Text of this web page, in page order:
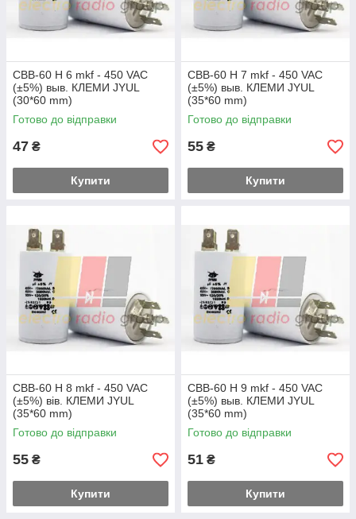
CBB-60 H 6 mkf - 450 VAC
(±5%) выв. КЛЕМИ JYUL
(30*60 mm)
Готово до відправки
47 ₴
Купити
CBB-60 H 7 mkf - 450 VAC
(±5%) выв. КЛЕМИ JYUL
(35*60 mm)
Готово до відправки
55 ₴
Купити
CBB-60 H 8 mkf - 450 VAC
(±5%) вів. КЛЕМИ JYUL
(35*60 mm)
Готово до відправки
55 ₴
Купити
CBB-60 H 9 mkf - 450 VAC
(±5%) выв. КЛЕМИ JYUL
(35*60 mm)
Готово до відправки
51 ₴
Купити